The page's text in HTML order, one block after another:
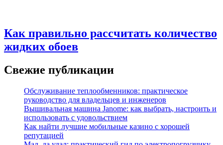
Как правильно рассчитать количество
жидких обоев
Свежие публикации
Обслуживание теплообменников: практическое
руководство для владельцев и инженеров
Вышивальная машина Janome: как выбрать, настроить и
использовать с удовольствием
Как найти лучшие мобильные казино с хорошей
репутацией